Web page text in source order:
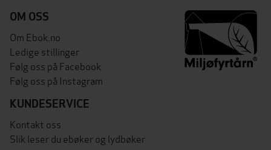
OM OSS
Om Ebok.no
Ledige stillinger
Følg oss på Facebook
Følg oss på Instagram
KUNDESERVICE
Kontakt oss
Slik leser du ebøker og lydbøker